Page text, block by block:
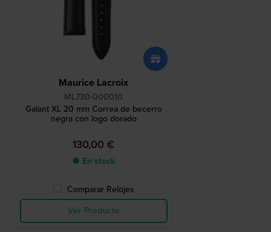
Maurice Lacroix
ML730-000010
Galant XL 20 mm Correa de becerro
negra con logo dorado
130,00 €
● En stock
Comparar Relojes
Ver Producto